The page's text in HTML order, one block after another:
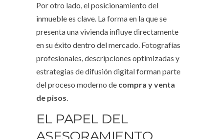
Por otro lado, el posicionamiento del
inmueble es clave. La forma en la que se
presenta una vivienda influye directamente
en su éxito dentro del mercado. Fotografías
profesionales, descripciones optimizadas y
estrategias de difusión digital forman parte
del proceso moderno de compra y venta
de pisos.
EL PAPEL DEL